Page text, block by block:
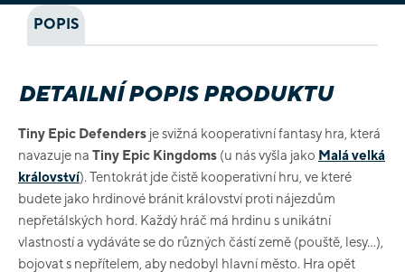
POPIS
DETAILNÍ POPIS PRODUKTU
Tiny Epic Defenders je svižná kooperativní fantasy hra, která
navazuje na Tiny Epic Kingdoms (u nás vyšla jako Malá velká
království). Tentokrát jde čistě kooperativní hru, ve které
budete jako hrdinové bránit království proti nájezdům
nepřetálských hord. Každý hráč má hrdinu s unikátní
vlastností a vydáváte se do různých částí země (pouště, lesy...),
bojovat s nepřítelem, aby nedobyl hlavní město. Hra opět